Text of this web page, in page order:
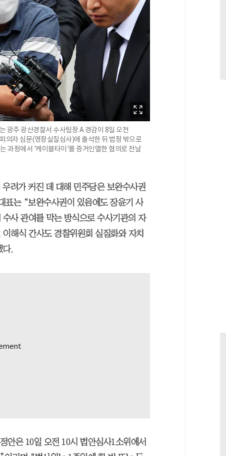
광주 광산경찰서 수사팀장 A 경감이 8일 오전
의자 심문(영장실질심사)에 출석한 뒤 법정 밖으로
과정에서 '케이블타이'를 증거인멸한 혐의로 전날
려가 커진 데 대해 민주당은 보완수사권
표는 “보완수사권이 있음에도 장윤기 사
사 관여를 막는 방식으로 수사기관의 자
해식 간사도 경찰위원회 실질화와 자치
다.
안은 10일 오전 10시 법안심사1소위에서